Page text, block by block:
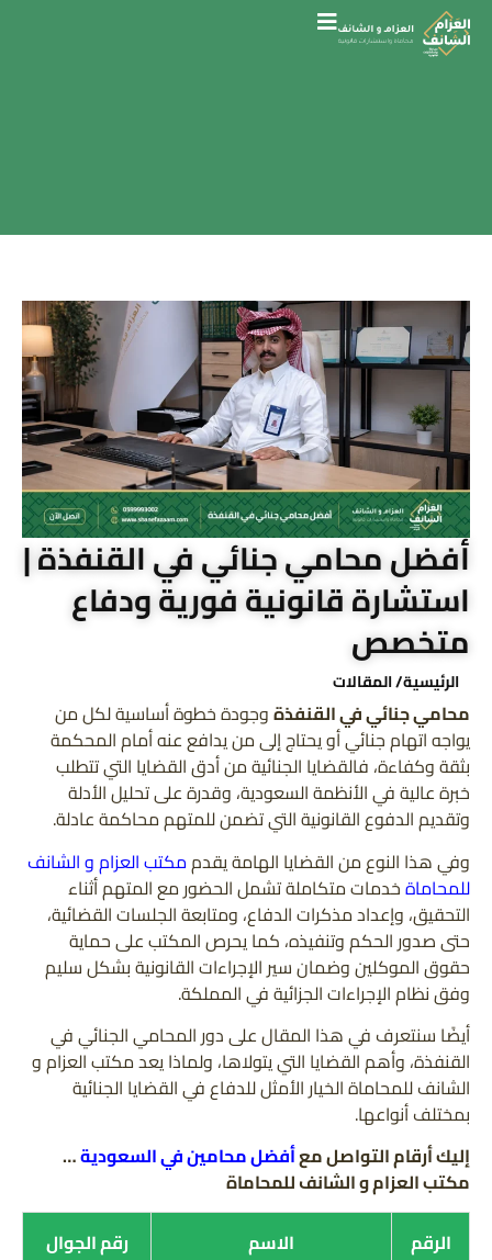
أفضل محامي جنائي في القنفذة |
استشارة قانونية فورية ودفاع
متخصص
الرئيسية/ المقالات
محامي جنائي في القنفذةوجودة خطوة أساسية لكل من
يواجه اتهام جنائي أو يحتاج إلى من يدافع عنه أمام المحكمة
بثقة وكفاءة، فالقضايا الجنائية من أدق القضايا التي تتطلب
خبرة عالية في الأنظمة السعودية، وقدرة على تحليل الأدلة
وتقديم الدفوع القانونية التي تضمن للمتهم محاكمة عادلة.
وفي هذا النوع من القضايا الهامة يقدممكتب العزام و الشانف
للمحاماةخدمات متكاملة تشمل الحضور مع المتهم أثناء
التحقيق، وإعداد مذكرات الدفاع، ومتابعة الجلسات القضائية،
حتى صدور الحكم وتنفيذه، كما يحرص المكتب على حماية
حقوق الموكلين وضمان سير الإجراءات القانونية بشكل سليم
وفق نظام الإجراءات الجزائية في المملكة.
أيضًا سنتعرف في هذا المقال على دور المحامي الجنائي في
القنفذة، وأهم القضايا التي يتولاها، ولماذا يعد مكتب العزام و
الشانف للمحاماة الخيار الأمثل للدفاع في القضايا الجنائية
بمختلف أنواعها.
إليك أرقام التواصل معأفضل محامين في السعودية…
مكتب العزام و الشانف للمحاماة
الرقم
الاسم رقم الجوال